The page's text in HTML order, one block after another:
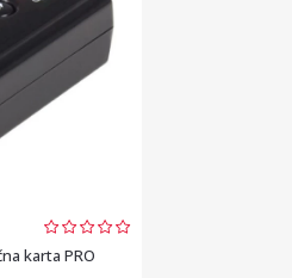
karta PRO